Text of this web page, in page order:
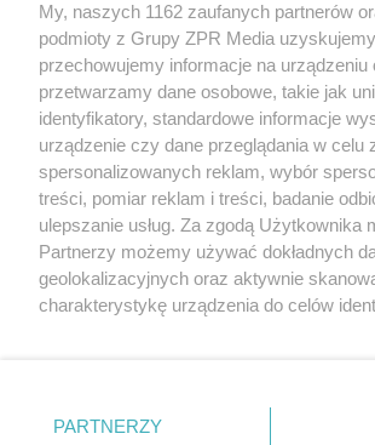
Żaden utwór zamieszczony w serwisie nie może
rozpowszechniany lub dalej rozpowszechniany w
tym także elektroniczny lub mechaniczny) na
eksploatacji w jakiejkolwiek formie, włącznie z
Internecie bez pisemnej zgody właściciela praw.
wykorzystanie utworów w całości lub w części z
tzn. bez właściwej zgody, jest zabronione pod
ścigane prawnie.
My, naszych 1162 zaufanych partnerów
podmioty z Grupy ZPR Media
przechowujemy informacje na urządzeniu
przetwarzamy dane osobowe, takie jak
identyfikatory, standardowe informacje
urządzenie czy dane przeglądania w celu
spersonalizowanych reklam, wybór
treści, pomiar reklam i treści, badanie
ulepszanie usług. Za zgodą Użytkownika
Partnerzy możemy używać dokładnych
geolokalizacyjnych oraz aktywnie
charakterystykę urządzenia do celów
zmienić/wycofać klikając przycisk
PARTNERZY